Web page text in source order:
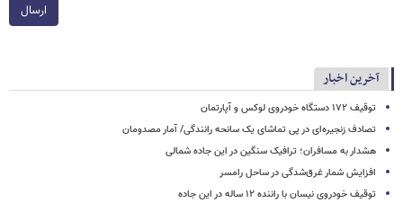
ارسال
آخرین اخبار
توقیف ۱۷۲ دستگاه خودروی لوکس و آپارتمان
تصادف زنجیره‌ای در پی تماشای یک سانحه رانندگی/ آمار مصدومان
هشدار به مسافران؛ ترافیک سنگین در این جاده شمالی
افزایش شمار غرق‌شدگی در ساحل رامسر
توقیف خودروی نیسان با راننده ۱۲ ساله در این جاده